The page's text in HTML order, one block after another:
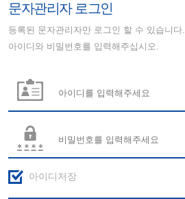
문자관리자 로그인
등록된 문자관리자만 로그인 할 수 있습니다.
아이디와 비밀번호를 입력해주십시오.
아이디저장